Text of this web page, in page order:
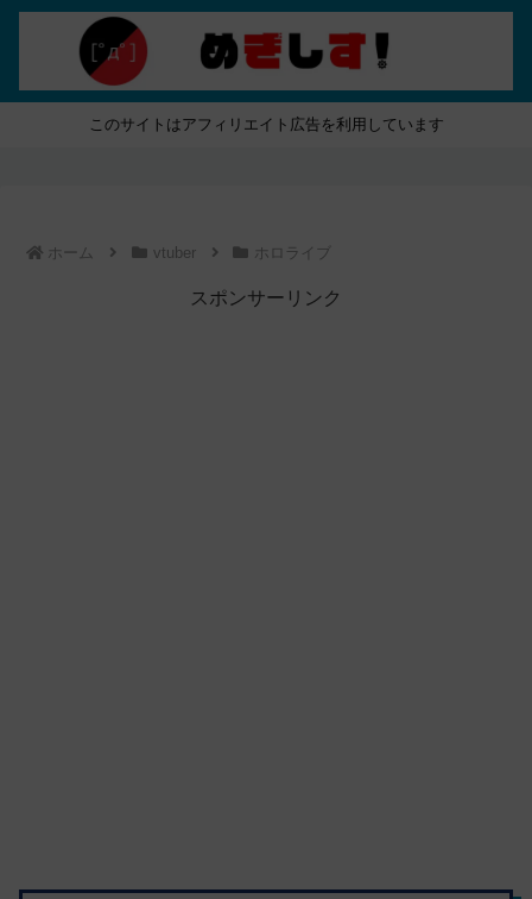
このサイトはアフィリエイト広告を利用しています
ホーム vtuber ホロライブ
スポンサーリンク